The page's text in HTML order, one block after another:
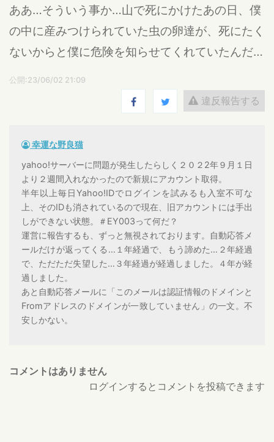
ああ…そういう事か…山で死にかけたあの日、僕
の中に産みつけられていた虫の卵達が、死にたく
ないからと僕に危険を知らせてくれていたんだ…
公開:23/06/02 21:09
違反報告する
幸運な野良猫
yahoo!サーバーに問題が発生したらしく２０２2年９月１日
より２週間入れなかったので新規にアカウント取得。
半年以上毎日Yahoo!IDでログインを試みるも入室不可な
上、そのIDも消されているので現在、旧アカウントには手出
しができない状態。＃EY003って何だ？
運営に報告するも、ずっと無視されております。自動応答メ
ールだけが返ってくる…１年経過で、もう諦めた…２年経過
で、ただただ失望した…３年経過が経過しました。４年が経
過しました。
あと自動応答メールに「このメールは認証情報のドメインと
Fromアドレスのドメインが一致していません」の一文。不
安しかない。
コメントはありません
ログインするとコメントを投稿できます